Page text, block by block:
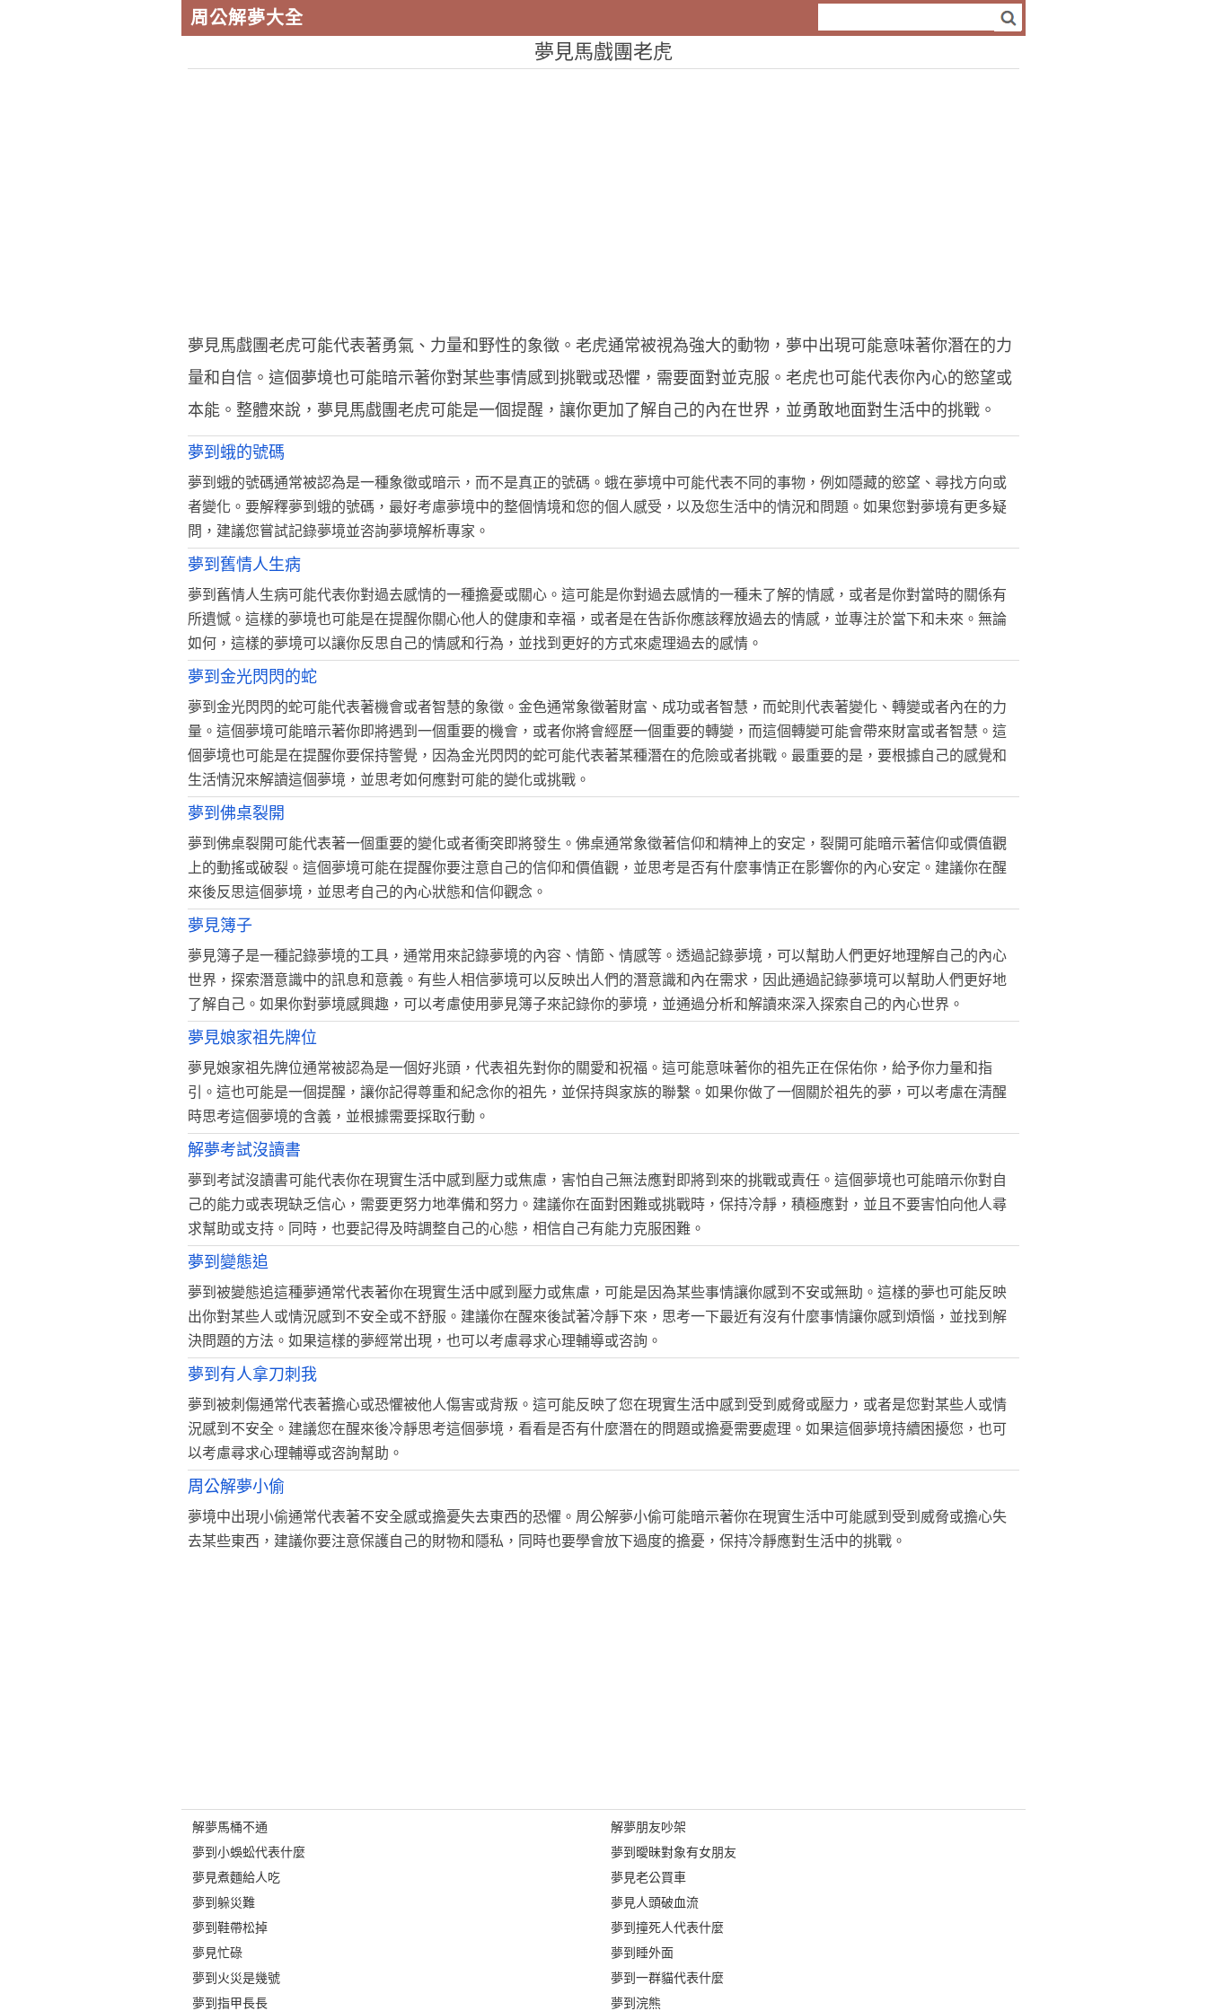
周公解夢大全
夢見馬戲團老虎
夢見馬戲團老虎可能代表著勇氣、力量和野性的象徵。老虎通常被視為強大的動物，夢中出現可能意味著你潛在的力
量和自信。這個夢境也可能暗示著你對某些事情感到挑戰或恐懼，需要面對並克服。老虎也可能代表你內心的慾望或
本能。整體來說，夢見馬戲團老虎可能是一個提醒，讓你更加了解自己的內在世界，並勇敢地面對生活中的挑戰。
夢到蛾的號碼
夢到蛾的號碼通常被認為是一種象徵或暗示，而不是真正的號碼。蛾在夢境中可能代表不同的事物，例如隱藏的慾望、尋找方向或
者變化。要解釋夢到蛾的號碼，最好考慮夢境中的整個情境和您的個人感受，以及您生活中的情況和問題。如果您對夢境有更多疑
問，建議您嘗試記錄夢境並咨詢夢境解析專家。
夢到舊情人生病
夢到舊情人生病可能代表你對過去感情的一種擔憂或關心。這可能是你對過去感情的一種未了解的情感，或者是你對當時的關係有
所遺憾。這樣的夢境也可能是在提醒你關心他人的健康和幸福，或者是在告訴你應該釋放過去的情感，並專注於當下和未來。無論
如何，這樣的夢境可以讓你反思自己的情感和行為，並找到更好的方式來處理過去的感情。
夢到金光閃閃的蛇
夢到金光閃閃的蛇可能代表著機會或者智慧的象徵。金色通常象徵著財富、成功或者智慧，而蛇則代表著變化、轉變或者內在的力
量。這個夢境可能暗示著你即將遇到一個重要的機會，或者你將會經歷一個重要的轉變，而這個轉變可能會帶來財富或者智慧。這
個夢境也可能是在提醒你要保持警覺，因為金光閃閃的蛇可能代表著某種潛在的危險或者挑戰。最重要的是，要根據自己的感覺和
生活情況來解讀這個夢境，並思考如何應對可能的變化或挑戰。
夢到佛桌裂開
夢到佛桌裂開可能代表著一個重要的變化或者衝突即將發生。佛桌通常象徵著信仰和精神上的安定，裂開可能暗示著信仰或價值觀
上的動搖或破裂。這個夢境可能在提醒你要注意自己的信仰和價值觀，並思考是否有什麼事情正在影響你的內心安定。建議你在醒
來後反思這個夢境，並思考自己的內心狀態和信仰觀念。
夢見簿子
夢見簿子是一種記錄夢境的工具，通常用來記錄夢境的內容、情節、情感等。透過記錄夢境，可以幫助人們更好地理解自己的內心
世界，探索潛意識中的訊息和意義。有些人相信夢境可以反映出人們的潛意識和內在需求，因此通過記錄夢境可以幫助人們更好地
了解自己。如果你對夢境感興趣，可以考慮使用夢見簿子來記錄你的夢境，並通過分析和解讀來深入探索自己的內心世界。
夢見娘家祖先牌位
夢見娘家祖先牌位通常被認為是一個好兆頭，代表祖先對你的關愛和祝福。這可能意味著你的祖先正在保佑你，給予你力量和指
引。這也可能是一個提醒，讓你記得尊重和紀念你的祖先，並保持與家族的聯繫。如果你做了一個關於祖先的夢，可以考慮在清醒
時思考這個夢境的含義，並根據需要採取行動。
解夢考試沒讀書
夢到考試沒讀書可能代表你在現實生活中感到壓力或焦慮，害怕自己無法應對即將到來的挑戰或責任。這個夢境也可能暗示你對自
己的能力或表現缺乏信心，需要更努力地準備和努力。建議你在面對困難或挑戰時，保持冷靜，積極應對，並且不要害怕向他人尋
求幫助或支持。同時，也要記得及時調整自己的心態，相信自己有能力克服困難。
夢到變態追
夢到被變態追這種夢通常代表著你在現實生活中感到壓力或焦慮，可能是因為某些事情讓你感到不安或無助。這樣的夢也可能反映
出你對某些人或情況感到不安全或不舒服。建議你在醒來後試著冷靜下來，思考一下最近有沒有什麼事情讓你感到煩惱，並找到解
決問題的方法。如果這樣的夢經常出現，也可以考慮尋求心理輔導或咨詢。
夢到有人拿刀刺我
夢到被刺傷通常代表著擔心或恐懼被他人傷害或背叛。這可能反映了您在現實生活中感到受到威脅或壓力，或者是您對某些人或情
況感到不安全。建議您在醒來後冷靜思考這個夢境，看看是否有什麼潛在的問題或擔憂需要處理。如果這個夢境持續困擾您，也可
以考慮尋求心理輔導或咨詢幫助。
周公解夢小偷
夢境中出現小偷通常代表著不安全感或擔憂失去東西的恐懼。周公解夢小偷可能暗示著你在現實生活中可能感到受到威脅或擔心失
去某些東西，建議你要注意保護自己的財物和隱私，同時也要學會放下過度的擔憂，保持冷靜應對生活中的挑戰。
解夢馬桶不通
夢到小蜈蚣代表什麼
夢見煮麵給人吃
夢到躲災難
夢到鞋帶松掉
夢見忙碌
夢到火災是幾號
夢到指甲長長
解夢朋友吵架
夢到曖昧對象有女朋友
夢見老公買車
夢見人頭破血流
夢到撞死人代表什麼
夢到睡外面
夢到一群貓代表什麼
夢到浣熊